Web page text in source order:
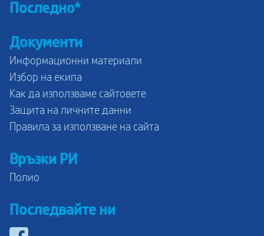
Последно*
Документи
Информационни материали
Избор на екипа
Как да използваме сайтовете
Защита на личните данни
Правила за използване на сайта
Връзки РИ
Полио
Последвайте ни